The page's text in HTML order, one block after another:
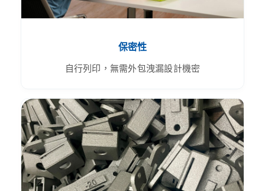
保密性
自行列印，無需外包洩漏設計機密